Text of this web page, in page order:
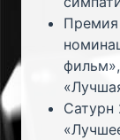
Премия
Сатурн